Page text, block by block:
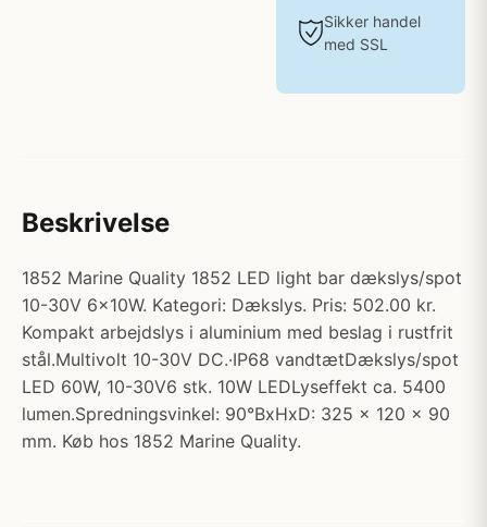
Sikker handel
med SSL
Beskrivelse
1852 Marine Quality 1852 LED light bar dækslys/spot
10-30V 6x10W. Kategori: Dækslys. Pris: 502.00 kr.
Kompakt arbejdslys i aluminium med beslag i rustfrit
stål.Multivolt 10-30V DC.·IP68 vandtætDækslys/spot
LED 60W, 10-30V6 stk. 10W LEDLyseffekt ca. 5400
lumen.Spredningsvinkel: 90°BxHxD: 325 x 120 x 90
mm. Køb hos 1852 Marine Quality.